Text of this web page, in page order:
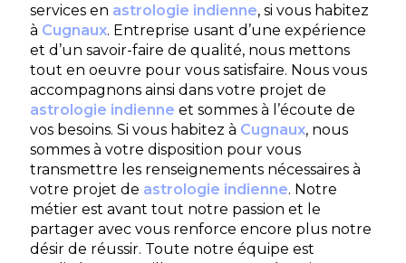
services en astrologie indienne, si vous habitez
à Cugnaux. Entreprise usant d’une expérience
et d’un savoir-faire de qualité, nous mettons
tout en oeuvre pour vous satisfaire. Nous vous
accompagnons ainsi dans votre projet de
astrologie indienne et sommes à l’écoute de
vos besoins. Si vous habitez à Cugnaux, nous
sommes à votre disposition pour vous
transmettre les renseignements nécessaires à
votre projet de astrologie indienne. Notre
métier est avant tout notre passion et le
partager avec vous renforce encore plus notre
désir de réussir. Toute notre équipe est